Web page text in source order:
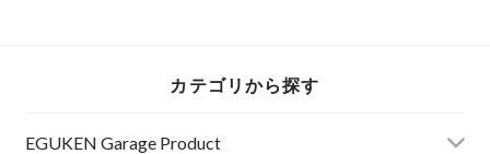
カテゴリから探す
EGUKEN Garage Product